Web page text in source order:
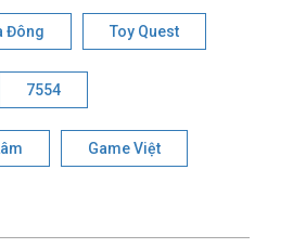
Đông Toy Quest
7554
Game Việt